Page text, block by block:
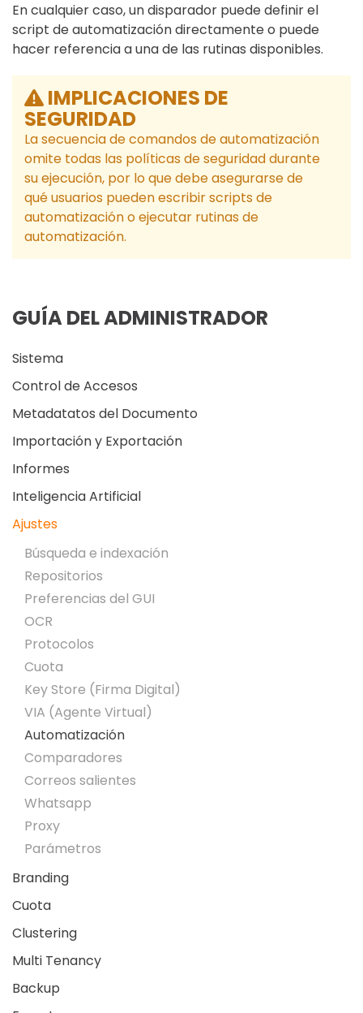
En cualquier caso, un disparador puede definir el
script de automatización directamente o puede
hacer referencia a una de las rutinas disponibles.
IMPLICACIONES DE
SEGURIDAD
La secuencia de comandos de automatización
omite todas las políticas de seguridad durante
su ejecución, por lo que debe asegurarse de
qué usuarios pueden escribir scripts de
automatización o ejecutar rutinas de
automatización.
GUÍA DEL ADMINISTRADOR
Sistema
Control de Accesos
Metadatatos del Documento
Importación y Exportación
Informes
Inteligencia Artificial
Ajustes
Búsqueda e indexación
Repositorios
Preferencias del GUI
OCR
Protocolos
Cuota
Key Store (Firma Digital)
VIA (Agente Virtual)
Automatización
Comparadores
Correos salientes
Whatsapp
Proxy
Parámetros
Branding
Cuota
Clustering
Multi Tenancy
Backup